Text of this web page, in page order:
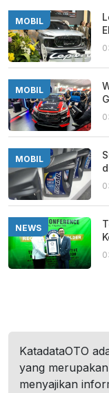
MOBIL
MOBIL
MOBIL
NEWS
KatadataOTO
yang
menyajikan